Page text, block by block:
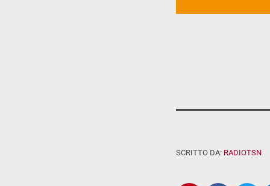
SCRITTO DA: RADIOTSN